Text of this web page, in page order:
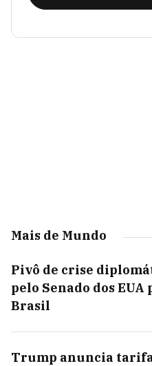
Mais de Mundo
Pivô de crise
pelo Senado dos
Brasil
Trump anuncia